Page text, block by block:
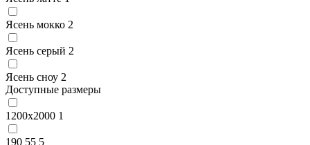
Ясень мокко 2
Ясень серый 2
Ясень сноу 2
Доступные размеры
1200x2000 1
190 55 5